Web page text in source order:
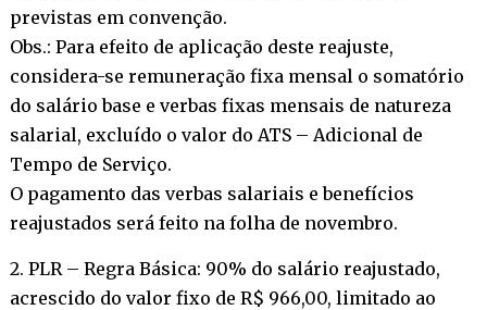
previstas em convenção.
Obs.: Para efeito de aplicação deste reajuste,
considera-se remuneração fixa mensal o somatório
do salário base e verbas fixas mensais de natureza
salarial, excluído o valor do ATS – Adicional de
Tempo de Serviço.
O pagamento das verbas salariais e benefícios
reajustados será feito na folha de novembro.
2. PLR – Regra Básica: 90% do salário reajustado,
acrescido do valor fixo de R$ 966,00, limitado ao